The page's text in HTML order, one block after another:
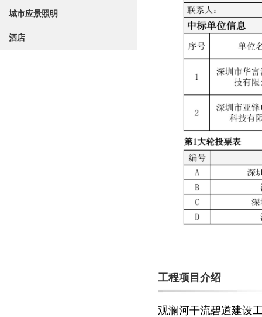
城市应景照明
酒店
工程项目介绍
观澜河干流碧道建设